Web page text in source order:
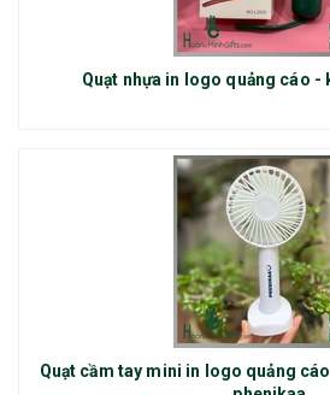
Quạt nhựa in logo quảng cáo -
Quạt cầm tay mini in logo quảng